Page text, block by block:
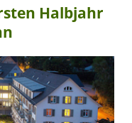
Halbjahr